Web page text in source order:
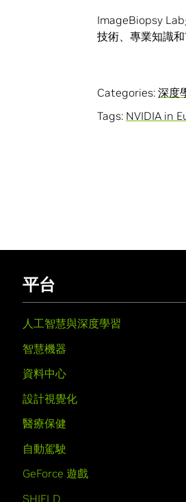
ImageBiopsy
技術、專業知識和
Categories: 深度
Tags: NVIDIA in
平台
人工智慧與深度學習
智慧機器
資料中心
設計視覺化
醫療保健
自動駕駛
GeForce 遊戲
SHIELD